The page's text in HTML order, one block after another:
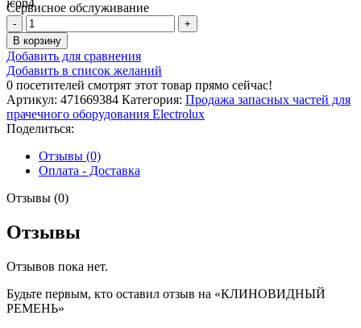
Сервисное обслуживание
Количество
товара
КЛИНОВИДНЫЙ
РЕМЕНЬ
В корзину
Добавить для сравнения
Добавить в список желаний
0 посетителей смотрят этот товар прямо сейчас!
Артикул: 471669384 Категория: Продажа запасных частей для
прачечного оборудования Electrolux
Поделиться:
Отзывы (0)
Оплата - Доставка
Отзывы (0)
Отзывы
Отзывов пока нет.
Будьте первым, кто оставил отзыв на «КЛИНОВИДНЫЙ
РЕМЕНЬ»